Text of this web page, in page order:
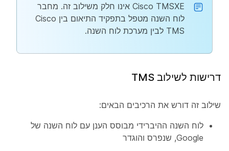
Cisco TMSXE אינו חלק משילוב זה. מחבר
לוח השנה מטפל בתפקיד התיאום בין Cisco
TMS לבין מערכת לוח השנה.
דרישות לשילוב TMS
שילוב זה דורש את הרכיבים הבאים:
לוח השנה ההיברידי מבוסס הענן עם לוח השנה של
Google, שנפרס והוגדר